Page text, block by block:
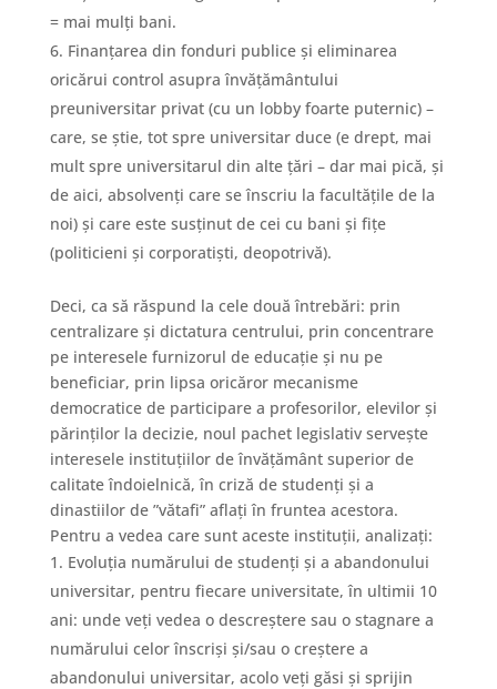
= mai mulți bani.
Finanțarea din fonduri publice și eliminarea
oricărui control asupra învățământului
preuniversitar privat (cu un lobby foarte puternic) –
care, se știe, tot spre universitar duce (e drept, mai
mult spre universitarul din alte țări – dar mai pică, și
de aici, absolvenți care se înscriu la facultățile de la
noi) și care este susținut de cei cu bani și fițe
(politicieni și corporatiști, deopotrivă).
Deci, ca să răspund la cele două întrebări: prin
centralizare și dictatura centrului, prin concentrare
pe interesele furnizorul de educație și nu pe
beneficiar, prin lipsa oricăror mecanisme
democratice de participare a profesorilor, elevilor și
părinților la decizie, noul pachet legislativ servește
interesele instituțiilor de învățământ superior de
calitate îndoielnică, în criză de studenți și a
dinastiilor de ”vătafi” aflați în fruntea acestora.
Pentru a vedea care sunt aceste instituții, analizați:
Evoluția numărului de studenți și a abandonului
universitar, pentru fiecare universitate, în ultimii 10
ani: unde veți vedea o descreștere sau o stagnare a
numărului celor înscriși și/sau o creștere a
abandonului universitar, acolo veți găsi și sprijin